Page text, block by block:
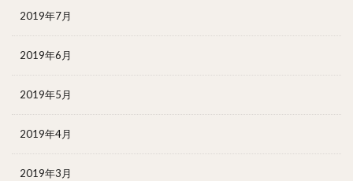
2019年7月
2019年6月
2019年5月
2019年4月
2019年3月